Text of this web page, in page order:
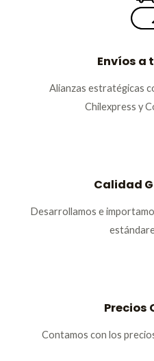
Envíos a
Alianzas estratégicas
Chilexpress y
Calidad
Desarrollamos e
Precios
Contamos con los